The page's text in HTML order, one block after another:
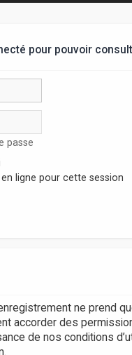
pour pouvoir
passe
ligne pour cette session
ne prend
accorder des
de nos conditions